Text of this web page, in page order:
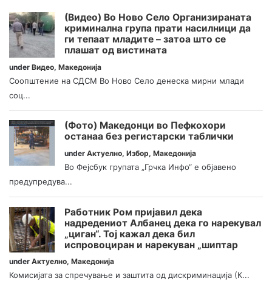
(Видео) Во Ново Село Организираната
криминална група прати насилници да
ги тепаат младите – затоа што се
плашат од вистината
under Видео, Македонија
Соопштение на СДСМ Во Ново Село денеска мирни млади
соц...
(Фото) Македонци во Пефкохори
останаа без регистарски таблички
under Актуелно, Избор, Македонија
Во Фејсбук групата „Грчка Инфо“ е објавено
предупредува...
Работник Ром пријавил дека
надредениот Албанец дека го нарекувал
„циган“. Тој кажал дека бил
испровоциран и нарекуван „шиптар
under Актуелно, Македонија
Комисијата за спречување и заштита од дискриминација (К...